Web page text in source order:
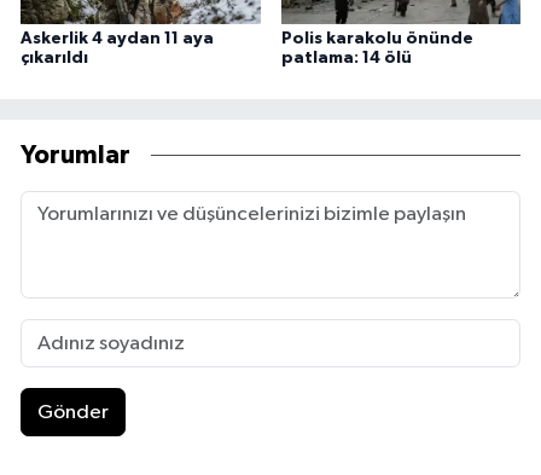
Askerlik 4 aydan 11 aya
çıkarıldı
Polis karakolu önünde
patlama: 14 ölü
Yorumlar
Gönder